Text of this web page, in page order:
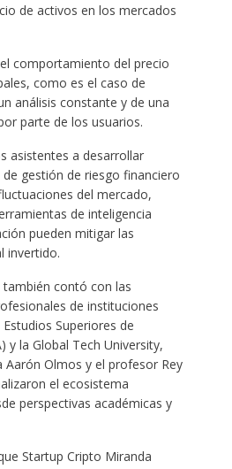
de activos en los mercados
comportamiento del precio
como es el caso de
análisis constante y de una
parte de los usuarios.
asistentes a desarrollar
gestión de riesgo financiero
del mercado,
de inteligencia
pueden mitigar las
invertido.
también contó con las
de instituciones
Superiores de
y la Global Tech University,
Olmos y el profesor Rey
el ecosistema
perspectivas académicas y
Startup Cripto Miranda